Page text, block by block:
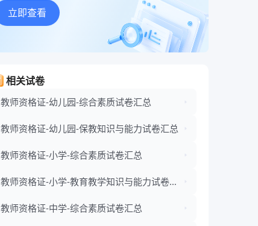
立即查看
相关试卷
教师资格证-幼儿园-综合素质试卷汇总
教师资格证-幼儿园-保教知识与能力试卷汇总
教师资格证-小学-综合素质试卷汇总
教师资格证-小学-教育教学知识与能力试卷汇
教师资格证-中学-综合素质试卷汇总